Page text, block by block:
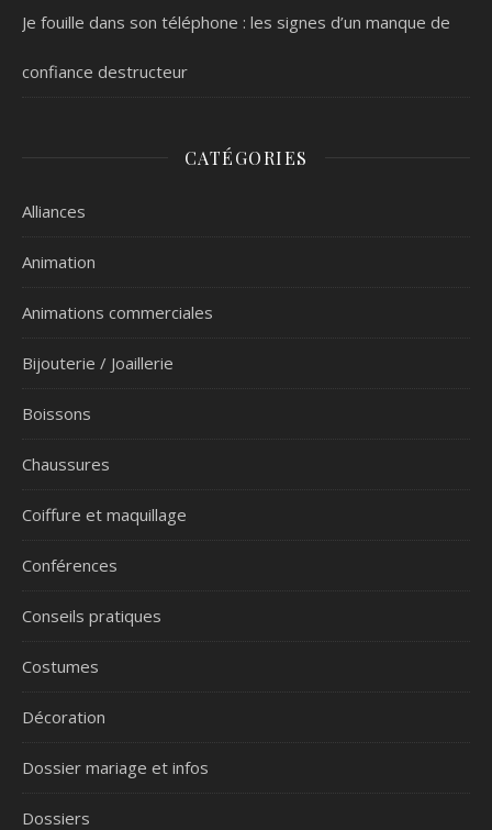
Je fouille dans son téléphone : les signes d’un manque de
confiance destructeur
CATÉGORIES
Alliances
Animation
Animations commerciales
Bijouterie / Joaillerie
Boissons
Chaussures
Coiffure et maquillage
Conférences
Conseils pratiques
Costumes
Décoration
Dossier mariage et infos
Dossiers